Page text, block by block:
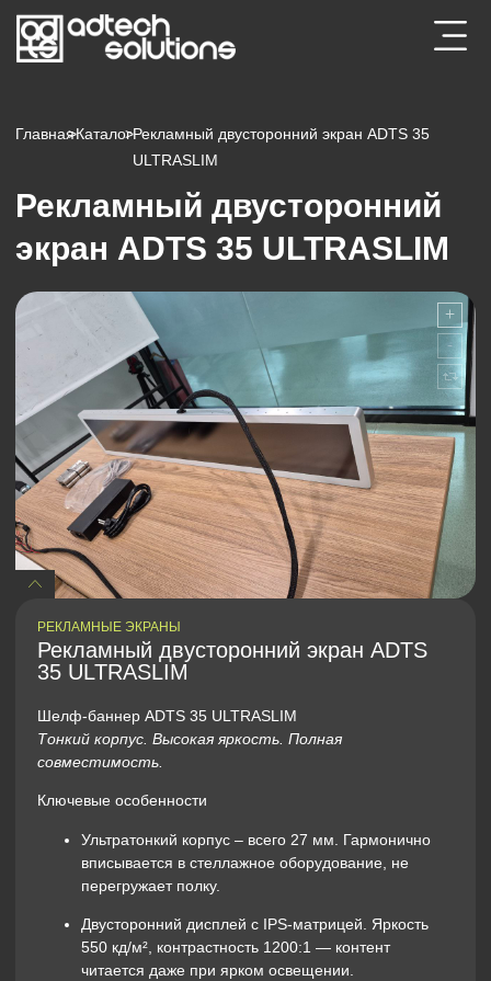
Главная
>Каталог>Рекламный двусторонний экран ADTS 35
ULTRASLIM
Рекламный двусторонний
экран ADTS 35 ULTRASLIM
РЕКЛАМНЫЕ ЭКРАНЫ
Рекламный двусторонний экран ADTS
35 ULTRASLIM
Шелф-баннер ADTS 35 ULTRASLIM
Тонкий корпус. Высокая яркость. Полная
совместимость.
Ключевые особенности
Ультратонкий корпус – всего 27 мм. Гармонично
вписывается в стеллажное оборудование, не
перегружает полку.
Двусторонний дисплей с IPS-матрицей. Яркость
550 кд/м², контрастность 1200:1 — контент
читается даже при ярком освещении.